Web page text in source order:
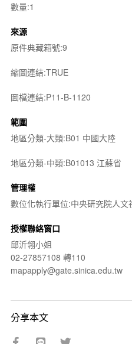
數量:1
來源
原件典藏箱號:9
縮圖連結:TRUE
圖檔連結:P11-B-1120
範圍
地區分類-大類:B01 中國大陸
地區分類-中類:B01013 江蘇省
管理權
數位化執行單位:中央研究院人文
授權聯絡窗口
邱沂翎小姐
02-27857108 轉110
mapapply@gate.sinica.edu.tw
分享本文